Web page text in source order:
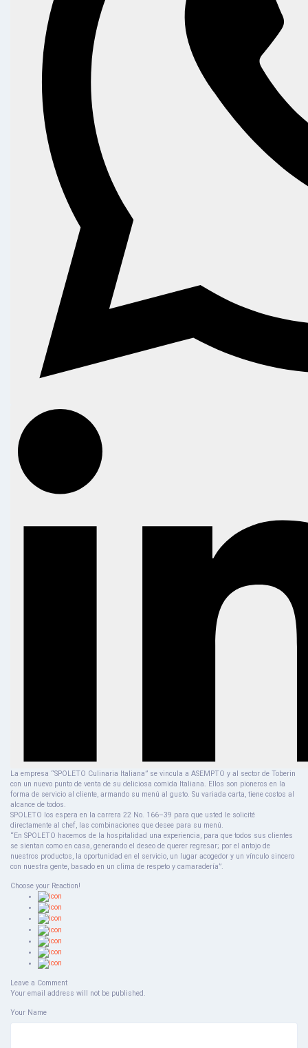
La empresa “SPOLETO Culinaria Italiana” se vincula a ASEMPTO y al sector de Toberin
con un nuevo punto de venta de su deliciosa comida Italiana. Ellos son pioneros en la
forma de servicio al cliente, armando su menú al gusto. Su variada carta, tiene costos al
alcance de todos.
SPOLETO los espera en la carrera 22 No. 166–39 para que usted le solicité
directamente al chef, las combinaciones que desee para su menú.
“En SPOLETO hacemos de la hospitalidad una experiencia, para que todos sus clientes
se sientan como en casa, generando el deseo de querer regresar; por el antojo de
nuestros productos, la oportunidad en el servicio, un lugar acogedor y un vínculo sincero
con nuestra gente, basado en un clima de respeto y camaradería”.
Choose your Reaction!
Leave a Comment
Your email address will not be published.
Your Name